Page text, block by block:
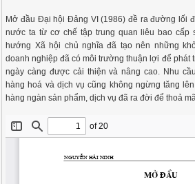
Mở đầu Đại hội Đảng VI (1986) đề ra đường lối
nước ta từ cơ chế tập trung quan liêu bao cấp
hướng Xã hội chủ nghĩa đã tạo nên những
doanh nghiệp đã có môi trường thuận lợi để phát
ngày càng được cải thiện và nâng cao. Nhu
hàng hoá và dịch vụ cũng không ngừng tăng
hàng ngàn sản phẩm, dịch vụ đã ra đời để thoả